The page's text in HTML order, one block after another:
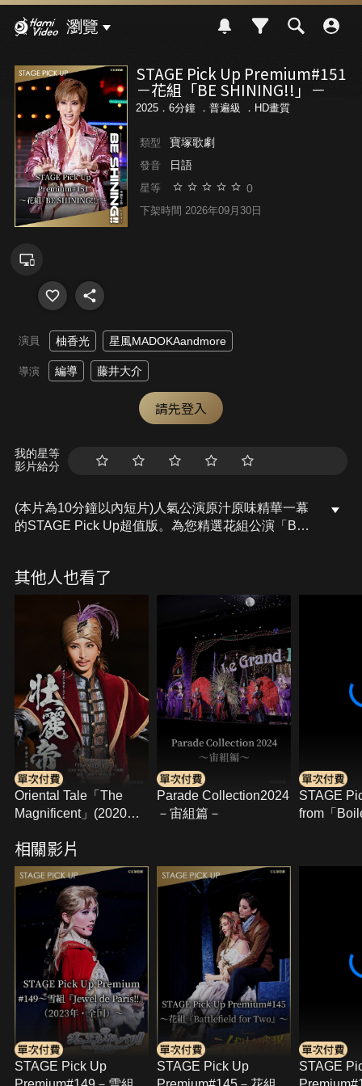
瀏覽
STAGE Pick Up Premium#151
－花組「BE SHINING!!」－
2025．6分鐘 ． 普遍級 ．HD畫質
類型 寶塚歌劇
發音 日語
星等 0
下架時間 2026年09月30日
演員 柚香光 星風MADOKAandmore
導演 編導 藤井大介
請先登入
我的星等
影片給分
(本片為10分鐘以內短片)人氣公演原汁原味精華一幕
的STAGE Pick Up超值版。為您精選花組公演「BE
其他人也看了
Oriental Tale「The
Magnificent」(2020年
樂)
Parade Collection2024
－宙組篇－
STAGE
from「
相關影片
STAGE Pick Up
STAGE Pick Up
STAGE